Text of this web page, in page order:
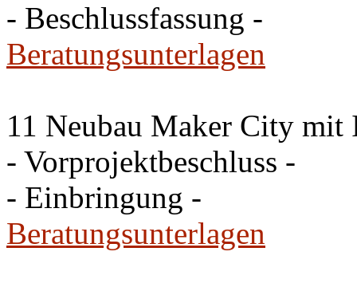
- Beschlussfassung -
Beratungsunterlagen
11 Neubau Maker City mit
- Vorprojektbeschluss -
- Einbringung -
Beratungsunterlagen